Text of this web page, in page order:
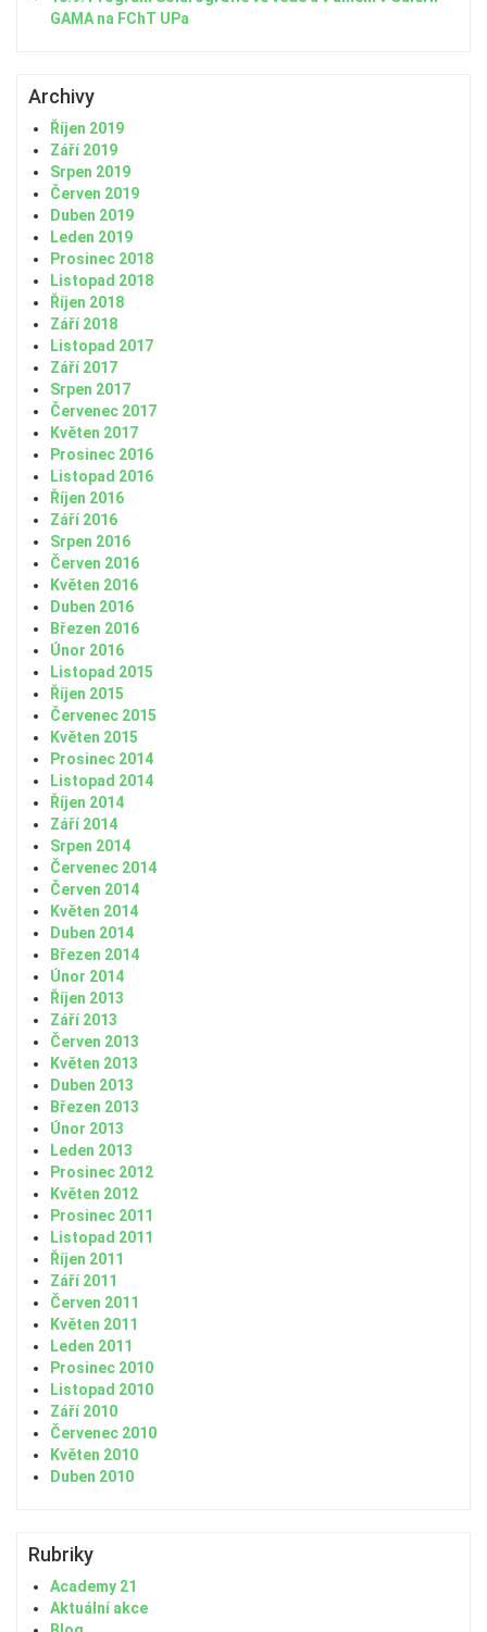
GAMA na FChT UPa
Archivy
Říjen 2019
Září 2019
Srpen 2019
Červen 2019
Duben 2019
Leden 2019
Prosinec 2018
Listopad 2018
Říjen 2018
Září 2018
Listopad 2017
Září 2017
Srpen 2017
Červenec 2017
Květen 2017
Prosinec 2016
Listopad 2016
Říjen 2016
Září 2016
Srpen 2016
Červen 2016
Květen 2016
Duben 2016
Březen 2016
Únor 2016
Listopad 2015
Říjen 2015
Červenec 2015
Květen 2015
Prosinec 2014
Listopad 2014
Říjen 2014
Září 2014
Srpen 2014
Červenec 2014
Červen 2014
Květen 2014
Duben 2014
Březen 2014
Únor 2014
Říjen 2013
Září 2013
Červen 2013
Květen 2013
Duben 2013
Březen 2013
Únor 2013
Leden 2013
Prosinec 2012
Květen 2012
Prosinec 2011
Listopad 2011
Říjen 2011
Září 2011
Červen 2011
Květen 2011
Leden 2011
Prosinec 2010
Listopad 2010
Září 2010
Červenec 2010
Květen 2010
Duben 2010
Rubriky
Academy 21
Aktuální akce